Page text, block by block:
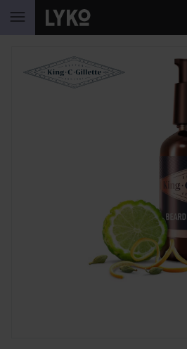
HOPPA TILL INNEHÅLLET
HOPPA ÖVER SEKTIONEN